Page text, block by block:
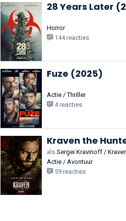
28 Years Later
Horror
144 reacties
Fuze (2025)
Actie / Thriller
4 reacties
Kraven the
als Sergei Kravinoff /
Actie / Avontuur
59 reacties